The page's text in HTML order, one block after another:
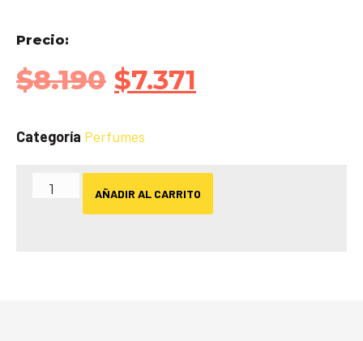
Precio:
$8.190 $7.371
Categoría Perfumes
AÑADIR AL CARRITO